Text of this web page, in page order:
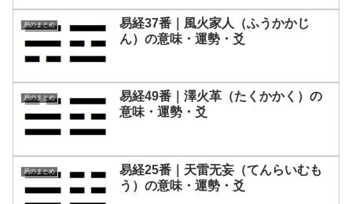
易のまとめ
易経37番｜風火家人（ふうかかじ
ん）の意味・運勢・爻
易のまとめ
易経49番｜澤火革（たくかかく）の
意味・運勢・爻
易のまとめ
易経25番｜天雷无妄（てんらいむも
う）の意味・運勢・爻